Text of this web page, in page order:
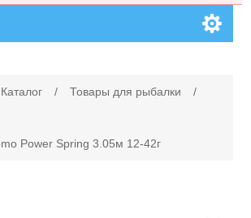
Каталог / Товары для рыбалки
/
Power Spring 3.05м 12-42г